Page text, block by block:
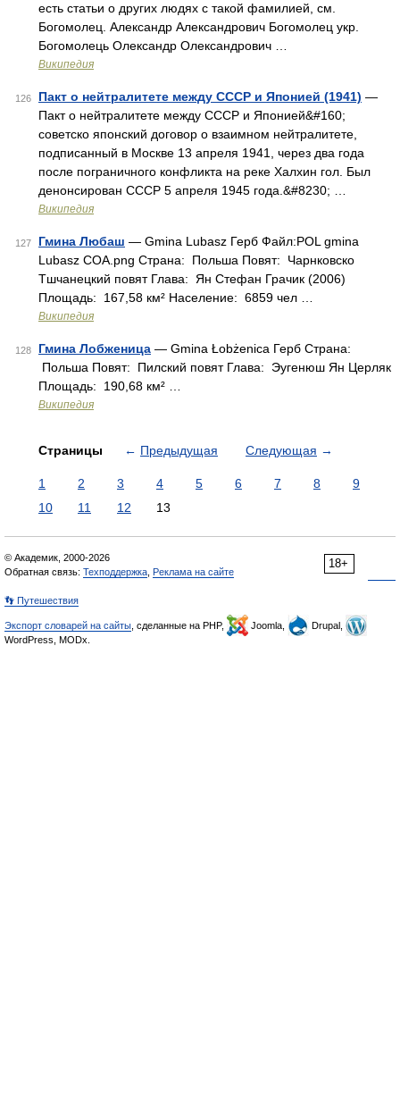
есть статьи о других людях с такой фамилией, см.
Богомолец. Александр Александрович Богомолец укр.
Богомолець Олександр Олександрович …
Википедия
126 Пакт о нейтралитете между СССР и Японией (1941) —
Пакт о нейтралитете между СССР и Японией&#160;
советско японский договор о взаимном нейтралитете,
подписанный в Москве 13 апреля 1941, через два года
после пограничного конфликта на реке Халхин гол. Был
денонсирован СССР 5 апреля 1945 года.&#8230; …
Википедия
127 Гмина Любаш — Gmina Lubasz Герб Файл:POL gmina
Lubasz COA.png Страна: Польша Повят: Чарнковско
Тшчанецкий повят Глава: Ян Стефан Грачик (2006)
Площадь: 167,58 км² Население: 6859 чел …
Википедия
128 Гмина Лобженица — Gmina Łobżenica Герб Страна:
Польша Повят: Пилский повят Глава: Эугенюш Ян Церляк
Площадь: 190,68 км² …
Википедия
Страницы ← Предыдущая Следующая →
1 2 3 4 5 6 7 8
9
10
11 12 13
18+
© Академик, 2000-2026
Обратная связь: Техподдержка Реклама на сайте
👣 Путешествия
Экспорт словарей на сайты , сделанные на PHP, Joomla,
Drupal,
WordPress, MODx.